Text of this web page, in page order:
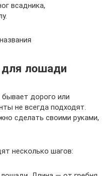
всадника,
для лошади
дорого или
не всегда подходят.
сделать своими руками,
несколько шагов: